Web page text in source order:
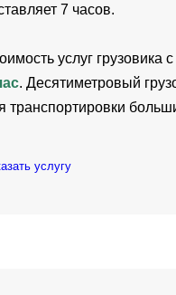
7 часов.
услуг грузовика
. Десятиметровый
транспортировки
услугу